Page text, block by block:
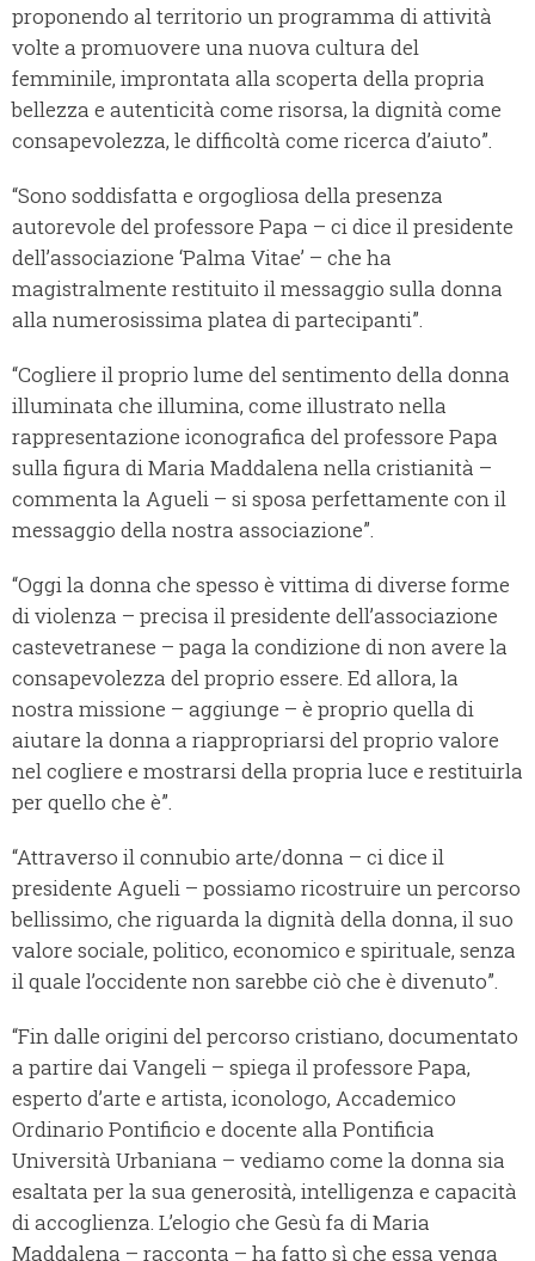
proponendo al territorio un programma di attività
volte a promuovere una nuova cultura del
femminile, improntata alla scoperta della propria
bellezza e autenticità come risorsa, la dignità come
consapevolezza, le difficoltà come ricerca d’aiuto”.
“Sono soddisfatta e orgogliosa della presenza
autorevole del professore Papa – ci dice il presidente
dell’associazione ‘Palma Vitae’ – che ha
magistralmente restituito il messaggio sulla donna
alla numerosissima platea di partecipanti”.
“Cogliere il proprio lume del sentimento della donna
illuminata che illumina, come illustrato nella
rappresentazione iconografica del professore Papa
sulla figura di Maria Maddalena nella cristianità –
commenta la Agueli – si sposa perfettamente con il
messaggio della nostra associazione”.
“Oggi la donna che spesso è vittima di diverse forme
di violenza – precisa il presidente dell’associazione
castevetranese – paga la condizione di non avere la
consapevolezza del proprio essere. Ed allora, la
nostra missione – aggiunge – è proprio quella di
aiutare la donna a riappropriarsi del proprio valore
nel cogliere e mostrarsi della propria luce e restituirla
per quello che è”.
“Attraverso il connubio arte/donna – ci dice il
presidente Agueli – possiamo ricostruire un percorso
bellissimo, che riguarda la dignità della donna, il suo
valore sociale, politico, economico e spirituale, senza
il quale l’occidente non sarebbe ciò che è divenuto”.
“Fin dalle origini del percorso cristiano, documentato
a partire dai Vangeli – spiega il professore Papa,
esperto d’arte e artista, iconologo, Accademico
Ordinario Pontificio e docente alla Pontificia
Università Urbaniana – vediamo come la donna sia
esaltata per la sua generosità, intelligenza e capacità
di accoglienza. L’elogio che Gesù fa di Maria
Maddalena – racconta – ha fatto sì che essa venga